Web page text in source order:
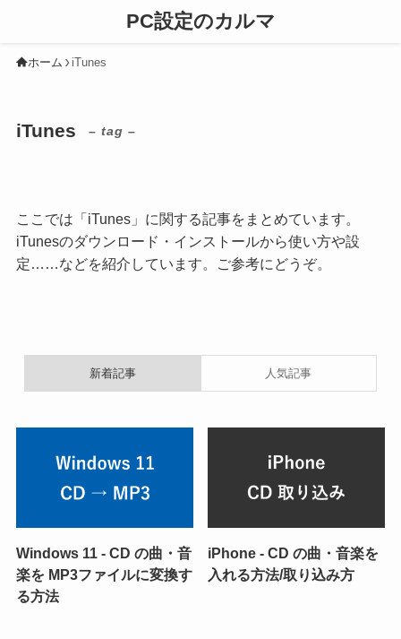
PC設定のカルマ
ホーム iTunes
iTunes – tag –
ここでは「iTunes」に関する記事をまとめています。
iTunesのダウンロード・インストールから使い方や設
定……などを紹介しています。ご参考にどうぞ。
新着記事 人気記事
Windows 11 - CD の曲・音
楽を MP3ファイルに変換す
る方法
iPhone - CD の曲・音楽を
入れる方法/取り込み方